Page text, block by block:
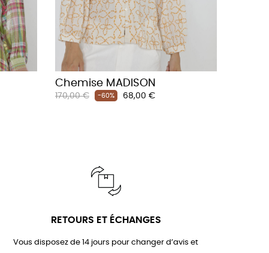
Chemise MADISON
Prix
170,00 € -60% Prix
68,00 €
RETOURS ET ÉCHANGES
Vous disposez de 14 jours pour changer d’avis et